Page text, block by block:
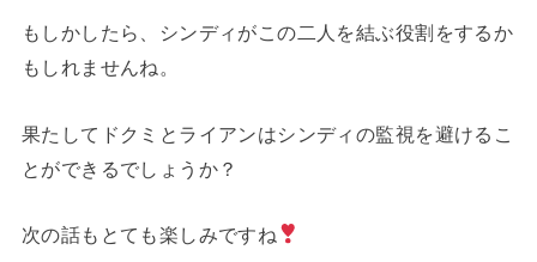
もしかしたら、シンディがこの二人を結ぶ役割をするか
もしれませんね。
果たしてドクミとライアンはシンディの監視を避けるこ
とができるでしょうか？
次の話もとても楽しみですね